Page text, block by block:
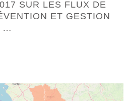
SUR LES FLUX DE
ET GESTION
…